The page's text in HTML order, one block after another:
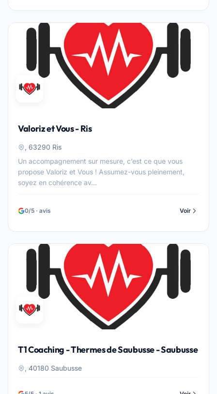
Valoriz et Vous - Ris
, 63290 Ris
Un accompagnement sur mesure, c’est ce que vous
propose Valoriz et Vous ! Assumez-vous pleinement,
soyez en cohérence av...
0/5 · avis Voir
T1 Coaching - Thermes de Saubusse - Saubusse
, 40180 Saubusse